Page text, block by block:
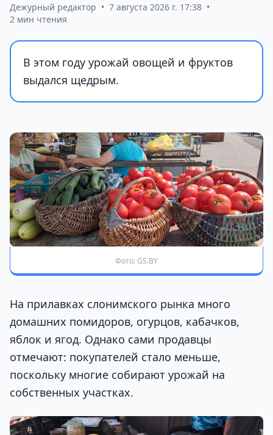
Дежурный редактор • 7 августа 2026 г. 17:38 •
2 мин чтения
В этом году урожай овощей и фруктов
выдался щедрым.
Фото: GS.BY
На прилавках слонимского рынка много
домашних помидоров, огурцов, кабачков,
яблок и ягод. Однако сами продавцы
отмечают: покупателей стало меньше,
поскольку многие собирают урожай на
собственных участках.